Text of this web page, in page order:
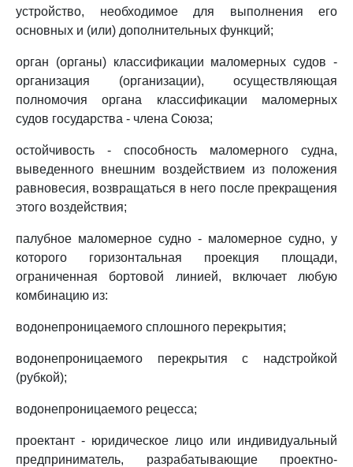
устройство, необходимое для выполнения его
основных и (или) дополнительных функций;
орган (органы) классификации маломерных судов -
организация (организации), осуществляющая
полномочия органа классификации маломерных
судов государства - члена Союза;
остойчивость - способность маломерного судна,
выведенного внешним воздействием из положения
равновесия, возвращаться в него после прекращения
этого воздействия;
палубное маломерное судно - маломерное судно, у
которого горизонтальная проекция площади,
ограниченная бортовой линией, включает любую
комбинацию из:
водонепроницаемого сплошного перекрытия;
водонепроницаемого перекрытия с надстройкой
(рубкой);
водонепроницаемого рецесса;
проектант - юридическое лицо или индивидуальный
предприниматель, разрабатывающие проектно-